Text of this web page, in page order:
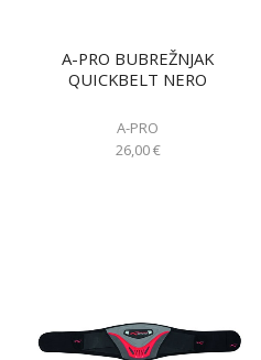
A-PRO BUBREŽNJAK
QUICKBELT NERO
A-PRO
26,00€